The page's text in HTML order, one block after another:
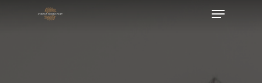
Menu